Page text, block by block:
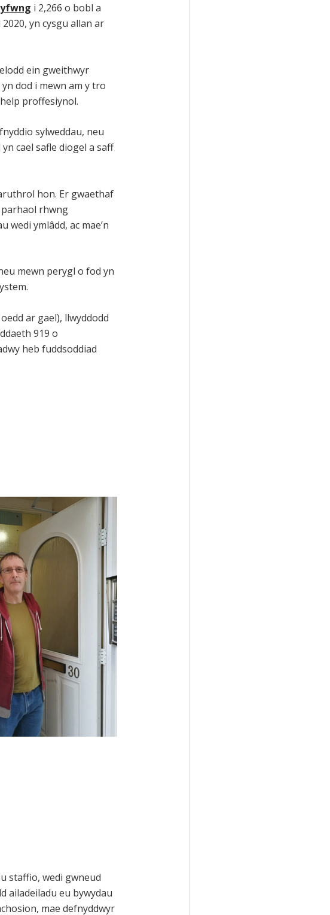
i 2,266 o bobl a
yn cysgu allan ar
ein gweithwyr
dod i mewn am y tro
proffesiynol.
sylweddau, neu
cael safle diogel a saff
hon. Er gwaethaf
rhwng
wedi ymlâdd, ac mae’n
mewn perygl o fod yn
ar gael), llwyddodd
919 o
heb fuddsoddiad
staffio, wedi gwneud
ailadeiladu eu bywydau
mae defnyddwyr